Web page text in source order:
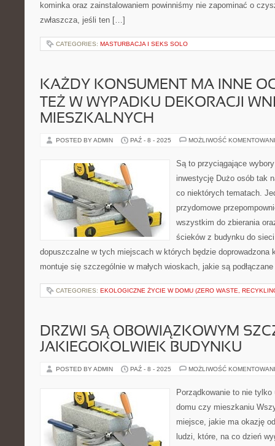
kominka oraz zainstalowaniem powinniśmy nie zapominać o
zwłaszcza, jeśli ten […]
CATEGORIES: MASTURBACJA I SEKS SOLO
KAŻDY KONSUMENT MA INNE
TEŻ W WYPADKU DEKORACJI
MIESZKALNYCH
POSTED BY ADMIN PAŹ - 8 - 2025 MOŻLIWOŚĆ
Są to przyciągające
inwestycję Dużo osób tak
co niektórych tematach.
przydomowe
wszystkim do zbierania
ścieków z budynku do
dopuszczalne w tych miejscach w których będzie doprowadzona
montuje się szczególnie w małych wioskach, jakie są
CATEGORIES: EKOLOGICZNE ŻYCIE W DOMU (ZERO WASTE,
DRZWI SĄ OBOWIĄZKOWYM
JAKIEGOKOLWIEK BUDYNKU
POSTED BY ADMIN PAŹ - 8 - 2025 MOŻLIWOŚĆ
Porządkowanie to nie
domu czy mieszkaniu
miejsce, jakie ma okazję
ludzi, które, na co dzień